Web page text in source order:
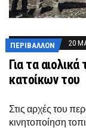
ΠΕΡΙΒΆΛΛΟΝ 20
Για τα
κατοίκων του
Στις αρχές του
κινητοποίηση